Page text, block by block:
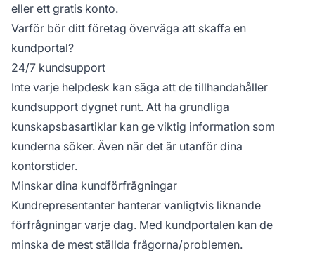
eller ett gratis konto.
Varför bör ditt företag överväga att skaffa en
kundportal?
24/7 kundsupport
Inte varje helpdesk kan säga att de tillhandahåller
kundsupport dygnet runt. Att ha grundliga
kunskapsbasartiklar kan ge viktig information som
kunderna söker. Även när det är utanför dina
kontorstider.
Minskar dina kundförfrågningar
Kundrepresentanter hanterar vanligtvis liknande
förfrågningar varje dag. Med kundportalen kan de
minska de mest ställda frågorna/problemen.